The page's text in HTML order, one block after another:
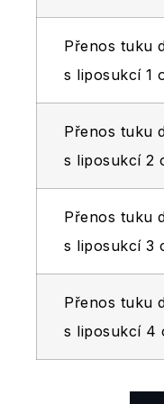
Přenos tuku
s liposukcí 1
Přenos tuku
s liposukcí 2
Přenos tuku
s liposukcí 3
Přenos tuku
s liposukcí 4